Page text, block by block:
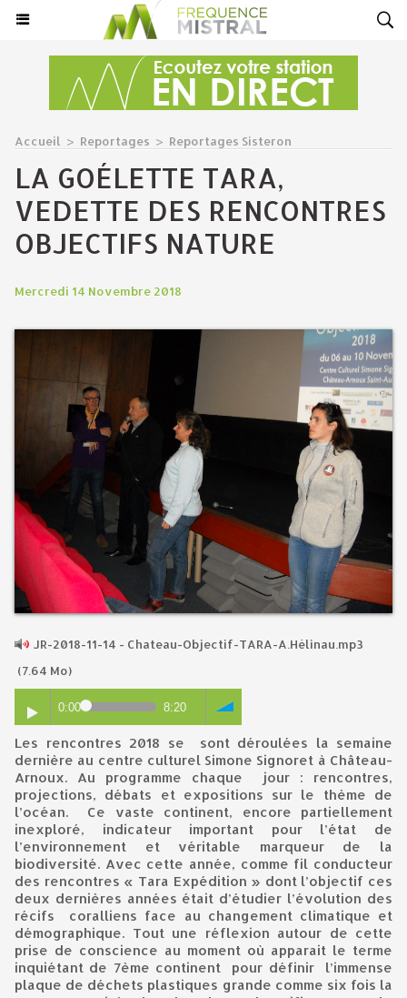
Accueil > Reportages > Reportages Sisteron
LA GOÉLETTE TARA,
VEDETTE DES RENCONTRES
OBJECTIFS NATURE
Mercredi 14 Novembre 2018
JR-2018-11-14 - Chateau-Objectif-TARA-A.Hélinau.mp3
(7.64 Mo)
0:00 8:20
Les rencontres 2018 se sont déroulées la semaine
dernière au centre culturel Simone Signoret à Château-
Arnoux. Au programme chaque jour : rencontres,
projections, débats et expositions sur le thème de
l’océan. Ce vaste continent, encore partiellement
inexploré, indicateur important pour l’état de
l’environnement et véritable marqueur de la
biodiversité. Avec cette année, comme fil conducteur
des rencontres « Tara Expédition » dont l’objectif ces
deux dernières années était d’étudier l’évolution des
récifs coralliens face au changement climatique et
démographique. Tout une réflexion autour de cette
prise de conscience au moment où apparait le terme
inquiétant de 7ème continent pour définir l’immense
plaque de déchets plastiques grande comme six fois la